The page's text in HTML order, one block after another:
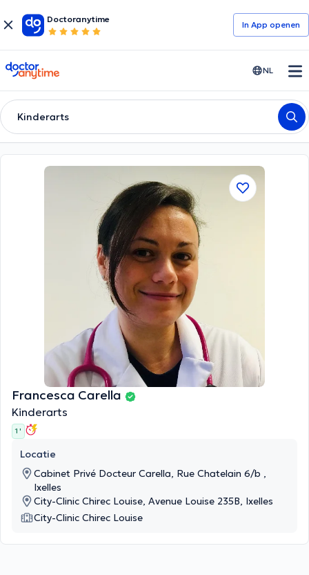
Doctoranytime
In App openen
doctoranytime NL
Kinderarts
Francesca Carella
Kinderarts
1 '
Locatie
Cabinet Privé Docteur Carella, Rue Chatelain 6/b ,
Ixelles
City-Clinic Chirec Louise, Avenue Louise 235B, Ixelles
City-Clinic Chirec Louise